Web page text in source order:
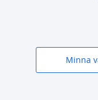
Minna